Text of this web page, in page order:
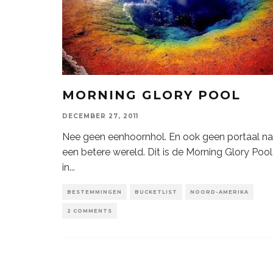
MORNING GLORY POOL
DECEMBER 27, 2011
Nee geen eenhoornhol. En ook geen portaal
een betere wereld. Dit is de Morning Glory Pool
in...
BESTEMMINGEN BUCKETLIST NOORD-AMERIKA
2 COMMENTS